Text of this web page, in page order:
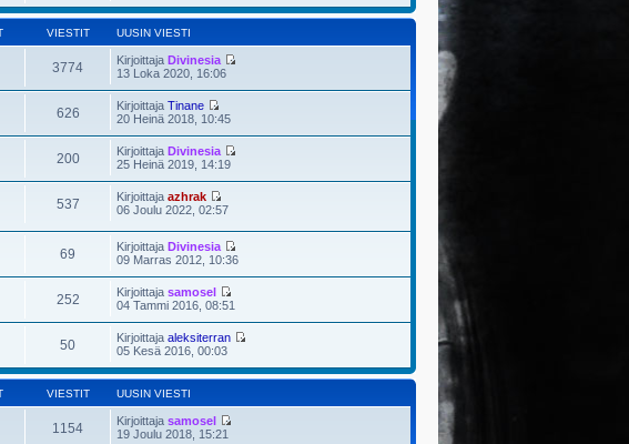
VIESTIT UUSIN VIESTI
3774 Kirjoittaja Divinesia
13 Loka 2020, 16:06
626 Kirjoittaja Tinane
20 Heinä 2018, 10:45
200 Kirjoittaja Divinesia
25 Heinä 2019, 14:19
537 Kirjoittaja azhrak
06 Joulu 2022, 02:57
69 Kirjoittaja Divinesia
09 Marras 2012, 10:36
252 Kirjoittaja samosel
04 Tammi 2016, 08:51
50 Kirjoittaja aleksiterran
05 Kesä 2016, 00:03
VIESTIT UUSIN VIESTI
1154 Kirjoittaja samosel
19 Joulu 2018, 15:21